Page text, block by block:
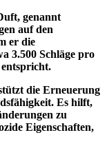
genannt
auf den
er die
3.500 Schläge pro
die Erneuerung
Es hilft,
zu
Eigenschaften,